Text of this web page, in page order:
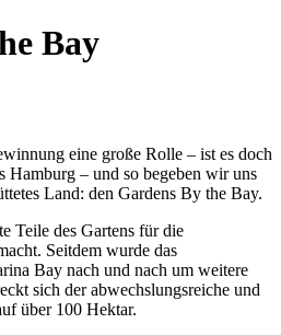
Bay
eine große Rolle – ist es doch
Hamburg – und so begeben wir uns
Land: den Gardens By the Bay.
Teile des Gartens für die
Seitdem wurde das
Bay nach und nach um weitere
sich der abwechslungsreiche und
über 100 Hektar.